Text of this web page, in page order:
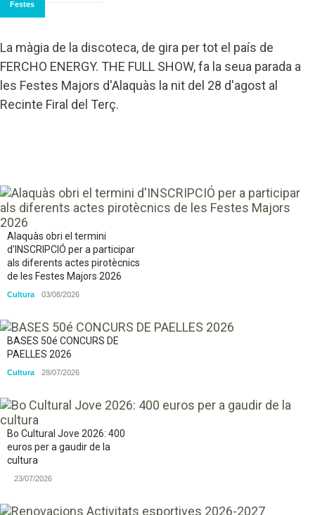
Festes
La màgia de la discoteca, de gira per tot el país de
FERCHO ENERGY. THE FULL SHOW, fa la seua parada a
les Festes Majors d'Alaquàs la nit del 28 d'agost al
Recinte Firal del Terç.
Alaquàs obri el termini
d'INSCRIPCIÓ per a participar
als diferents actes pirotècnics
de les Festes Majors 2026
Cultura 03/08/2026
BASES 50é CONCURS DE
PAELLES 2026
Cultura 28/07/2026
Bo Cultural Jove 2026: 400
euros per a gaudir de la
cultura
23/07/2026